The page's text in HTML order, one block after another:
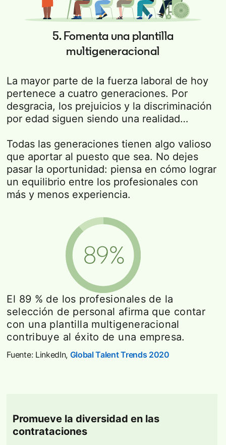
5. Fomenta una plantilla
multigeneracional
La mayor parte de la fuerza laboral de hoy
pertenece a cuatro generaciones. Por
desgracia, los prejuicios y la discriminación
por edad siguen siendo una realidad…
Todas las generaciones tienen algo valioso
que aportar al puesto que sea. No dejes
pasar la oportunidad: piensa en cómo lograr
un equilibrio entre los profesionales con
más y menos experiencia.
El 89 % de los profesionales de la
selección de personal afirma que contar
con una plantilla multigeneracional
contribuye al éxito de una empresa.
Fuente: LinkedIn, Global Talent Trends 2020
Promueve la diversidad en las
contrataciones